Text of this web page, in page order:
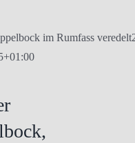
im Rumfass veredelt